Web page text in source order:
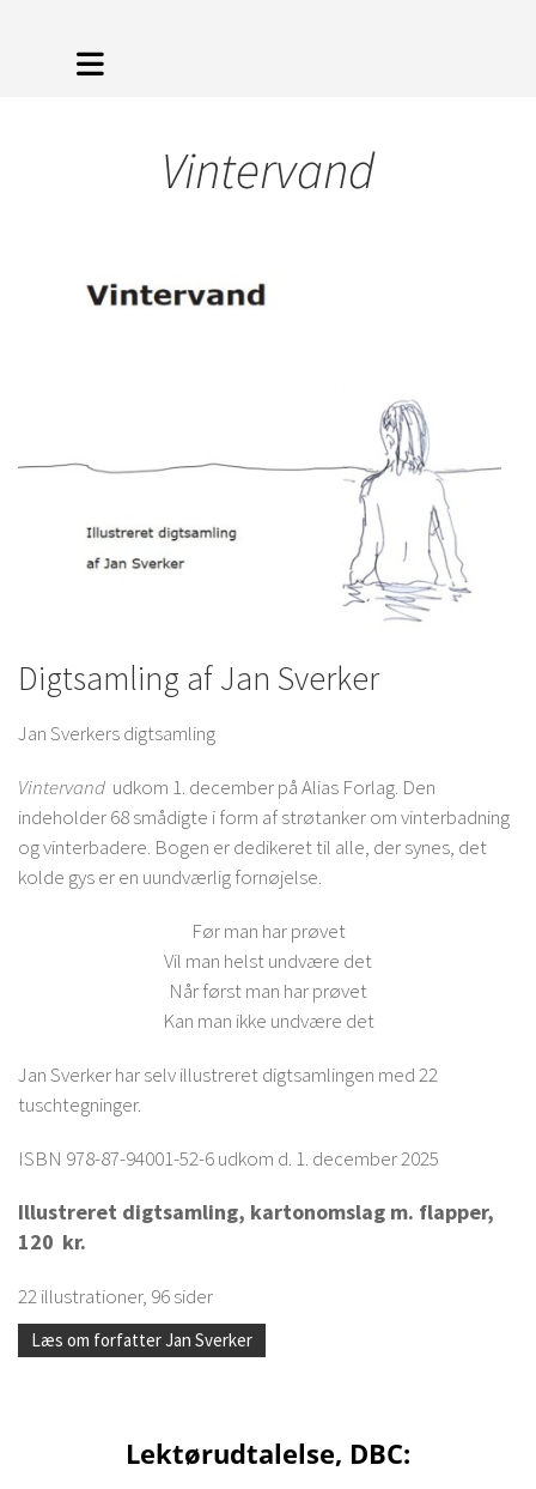
Vintervand
Digtsamling af Jan Sverker
Jan Sverkers digtsamling
Vintervand udkom 1. december på Alias Forlag. Den
indeholder 68 smådigte i form af strøtanker om vinterbadning
og vinterbadere. Bogen er dedikeret til alle, der synes, det
kolde gys er en uundværlig fornøjelse.
Før man har prøvet
Vil man helst undvære det
Når først man har prøvet
Kan man ikke undvære det
Jan Sverker har selv illustreret digtsamlingen med 22
tuschtegninger.
ISBN 978-87-94001-52-6 udkom d. 1. december 2025
Illustreret digtsamling, kartonomslag m. flapper,
120 kr.
22 illustrationer, 96 sider
Læs om forfatter Jan Sverker
Lektørudtalelse, DBC: